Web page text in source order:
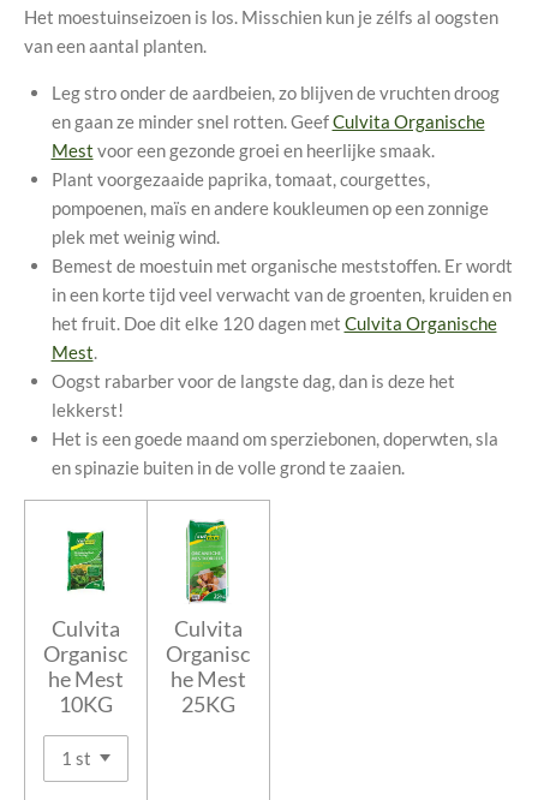
Het moestuinseizoen is los. Misschien kun je zélfs al oogsten
van een aantal planten.
Leg stro onder de aardbeien, zo blijven de vruchten droog
en gaan ze minder snel rotten. GeefCulvita Organische
Mest voor een gezonde groei en heerlijke smaak.
Plant voorgezaaide paprika, tomaat, courgettes,
pompoenen, maïs en andere koukleumen op een zonnige
plek met weinig wind.
Bemest de moestuin met organische meststoffen. Er wordt
in een korte tijd veel verwacht van de groenten, kruiden en
het fruit. Doe dit elke 120 dagen met Culvita Organische
Mest.
Oogst rabarber voor de langste dag, dan is deze het
lekkerst!
Het is een goede maand om sperziebonen, doperwten, sla
en spinazie buiten in de volle grond te zaaien.
Culvita
Organisc
he Mest
10KG
Culvita
Organisc
he Mest
25KG